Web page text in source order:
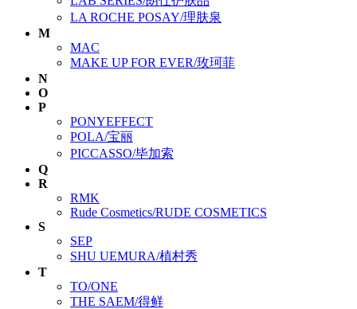
LA ROCHE POSAY/理肤泉
M
MAC
MAKE UP FOR EVER/玫珂菲
N
O
P
PONYEFFECT
POLA/宝丽
PICCASSO/毕加索
Q
R
RMK
Rude Cosmetics/RUDE COSMETICS
S
SEP
SHU UEMURA/植村秀
T
TO/ONE
THE SAEM/得鲜